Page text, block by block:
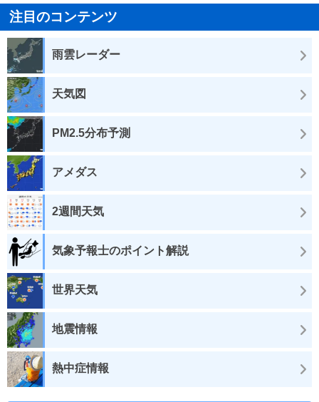
注目のコンテンツ
雨雲レーダー
天気図
PM2.5分布予測
アメダス
2週間天気
気象予報士のポイント解説
世界天気
地震情報
熱中症情報